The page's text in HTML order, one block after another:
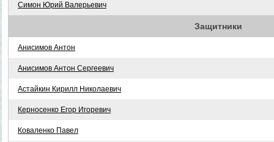
Симон Юрий Валерьевич
Защитники
Анисимов Антон
Анисимов Антон Сергеевич
Астайкин Кирилл Николаевич
Керносенко Егор Игоревич
Коваленко Павел